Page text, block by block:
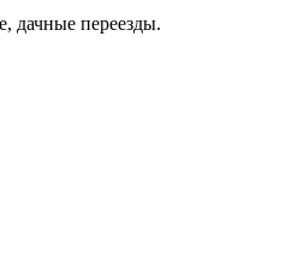
дачные переезды.